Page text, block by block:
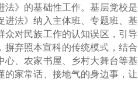
》的基础性工作。基层党校是
进法》纳入主体班、专题班、基
众对民族工作的认知误区，引导
摒弃照本宣科的传统模式，结合
心、农家书屋、乡村大舞台等基
的家常话、接地气的身边事，让